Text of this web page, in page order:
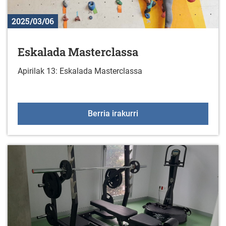
2025/03/06
Eskalada Masterclassa
Apirilak 13: Eskalada Masterclassa
Berria irakurri